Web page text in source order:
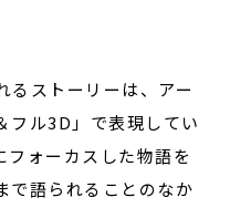
ストーリーは、アー
フル3D」で表現してい
フォーカスした物語を
で語られることのなか